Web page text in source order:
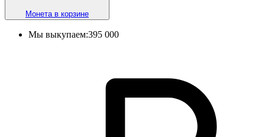
Монета в корзине
Мы выкупаем:395 000